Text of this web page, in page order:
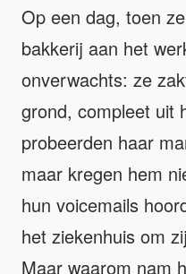
Op een dag, toen
bakkerij aan het
onverwachts: ze
grond, compleet uit
probeerden haar
maar kregen hem
hun voicemails
het ziekenhuis om
Maar waarom nam